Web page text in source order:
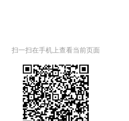
扫一扫在手机上查看当前页面